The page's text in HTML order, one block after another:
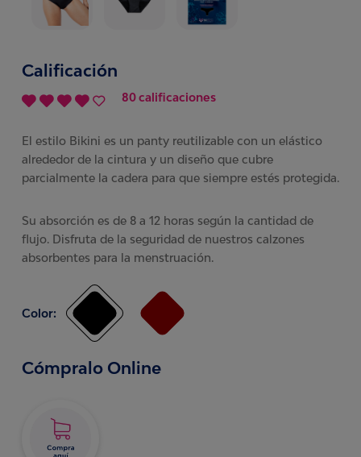
Calificación
80 calificaciones
El estilo Bikini es un panty reutilizable con un elástico
alrededor de la cintura y un diseño que cubre
parcialmente la cadera para que siempre estés protegida.
Su absorción es de 8 a 12 horas según la cantidad de
flujo. Disfruta de la seguridad de nuestros calzones
absorbentes para la menstruación.
Color:
Cómpralo Online